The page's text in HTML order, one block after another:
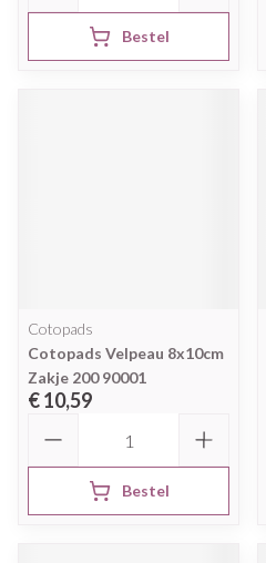
Bestel
Cotopads
Cotopads Velpeau 8x10cm
Zakje 200 90001
€ 10,59
Bestel